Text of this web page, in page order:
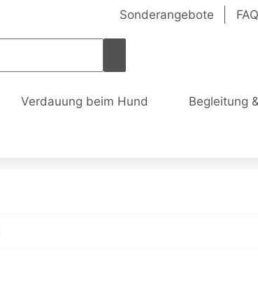
Sonderangebote
Verdauung beim Hund Begleitung